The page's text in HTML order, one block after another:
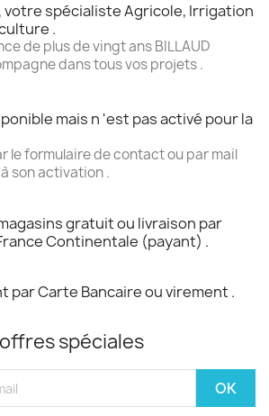
votre spécialiste Agricole, Irrigation
.
de plus de vingt ans BILLAUD
dans tous vos projets .
mais n 'est pas activé pour la
le formulaire de contact ou par mail
son activation .
gratuit ou livraison par
Continentale (payant) .
par Carte Bancaire ou virement .
spéciales